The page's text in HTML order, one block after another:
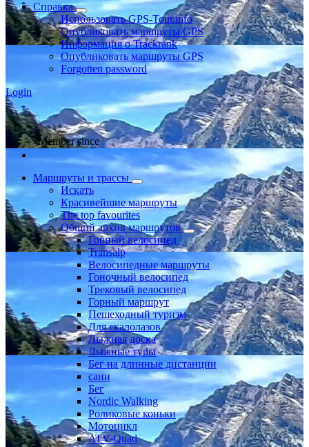
Справка
Использовать GPS-Tour.info
Опубликовать маршруты GPS
Информация о Trackrank
Опубликовать маршруты GPS
Forgotten password
Login
Member since
Маршруты и трассы
Искать
Красивейшие маршруты
The top favourites
Общий архив маршрутов
Горный велосипед
Transalp
Велосипедные маршруты
Гоночный велосипед
Трековый велосипед
Горный маршрут
Пешеходный туризм
Для скалолазов
Лыжная доска
Лыжные туры
Бег на длинные дистанции
сани
Бег
Nordic Walking
Роликовые коньки
Мотоцикл
ATV-Quad